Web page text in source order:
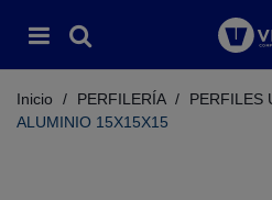
Inicio / PERFILERÍA / PERFILES
ALUMINIO 15X15X15